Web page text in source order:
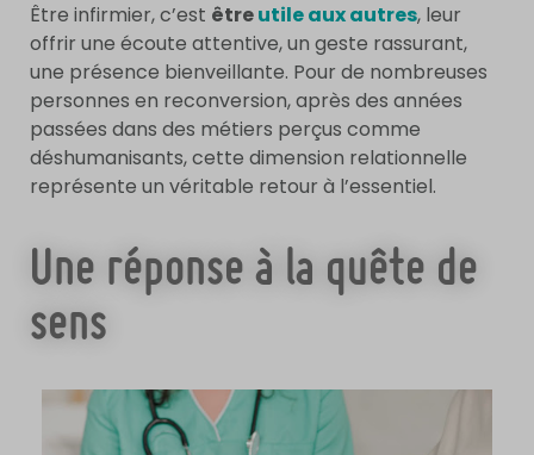
Être infirmier, c’est êtreutile aux autres, leur
offrir une écoute attentive, un geste rassurant,
une présence bienveillante. Pour de nombreuses
personnes en reconversion, après des années
passées dans des métiers perçus comme
déshumanisants, cette dimension relationnelle
représente un véritable retour à l’essentiel.
Une réponse à la quête de
sens